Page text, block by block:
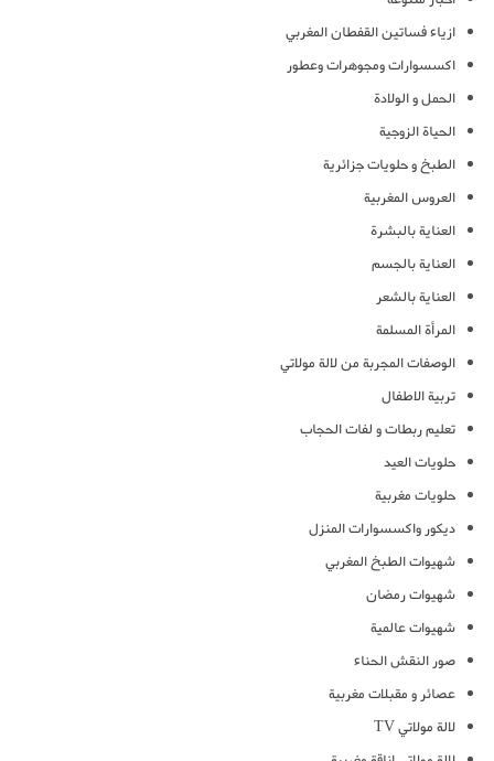
ازياء فساتين القفطان المغربي
اكسسوارات ومجوهرات وعطور
الحمل و الولادة
الحياة الزوجية
الطبخ و حلويات جزائرية
العروس المغربية
العناية بالبشرة
العناية بالجسم
العناية بالشعر
المرأة المسلمة
الوصفات المجربة من لالة مولاتي
تربية الاطفال
تعليم ربطات و لفات الحجاب
حلويات العيد
حلويات مغربية
ديكور واكسسوارات المنزل
شهيوات الطبخ المغربي
شهيوات رمضان
شهيوات عالمية
صور النقش الحناء
عصائر و مقبلات مغربية
لالة مولاتي TV